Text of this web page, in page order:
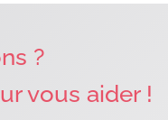
?
vous aider !